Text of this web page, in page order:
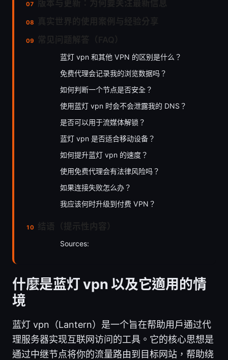
蓝灯 vpn 和其他 VPN 的区别是什么？
免费代理会记录我的浏览数据吗？
如何判断一个节点是否安全？
使用蓝灯 vpn 时会不会泄露我的 DNS？
是否可以用于流媒体解锁？
蓝灯 vpn 是否适合移动设备？
如何提升蓝灯 vpn 的速度？
使用免费代理会有法律风险吗？
如果连接失败怎么办？
我应该何时升级到付费 VPN？
Sources:
什麼是蓝灯 vpn 以及它適用的情
境
蓝灯 vpn（Lantern）是一个旨在帮助用户通过代
理服务器实现互联网访问的工具。它的核心思想是
通过中继节点将你的流量路由到目标网站，帮助绕